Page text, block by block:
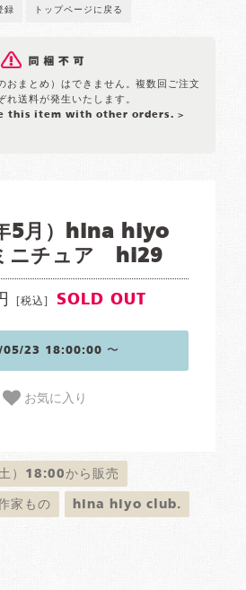
録 トップページに戻る
おまとめ）はできません。複数回ご注文
れ送料が発生いたします。
this item with other orders. >
5月）hina hiyo
ニチュア hi29
[税込] SOLD OUT
05/23 18:00:00 〜
お気に入り
）18:00から販売
家もの hina hiyo club.